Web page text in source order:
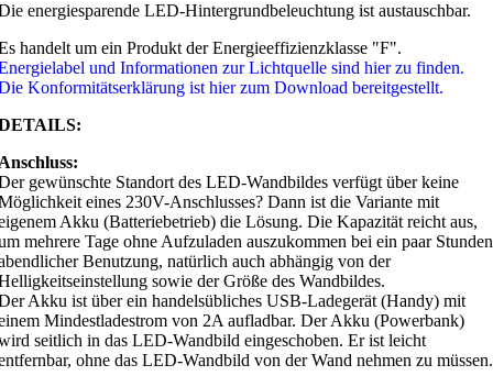
energiesparende LED-Hintergrundbeleuchtung ist austauschbar.
handelt um ein Produkt der Energieeffizienzklasse "F".
und Informationen zur Lichtquelle sind hier zu finden.
Konformitätserklärung ist hier zum Download bereitgestellt.
gewünschte Standort des LED-Wandbildes verfügt über keine
eines 230V-Anschlusses? Dann ist die Variante mit
Akku (Batteriebetrieb) die Lösung. Die Kapazität reicht aus,
mehrere Tage ohne Aufzuladen auszukommen bei ein paar Stunden
Benutzung, natürlich auch abhängig von der
sowie der Größe des Wandbildes.
Akku ist über ein handelsübliches USB-Ladegerät (Handy) mit
Mindestladestrom von 2A aufladbar. Der Akku (Powerbank)
seitlich in das LED-Wandbild eingeschoben. Er ist leicht
ohne das LED-Wandbild von der Wand nehmen zu müssen.